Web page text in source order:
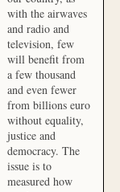
with the airwaves
and radio and
television, few
will benefit from
a few thousand
and even fewer
from billions euro
without equality,
justice and
democracy. The
issue is to
measured how